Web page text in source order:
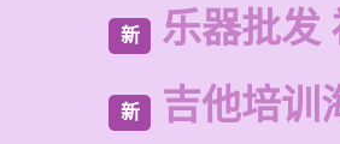
新 乐器批发
新 吉他培训